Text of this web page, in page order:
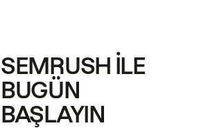
SEMRUSH ILE
BUGÜN
BAŞLAYIN